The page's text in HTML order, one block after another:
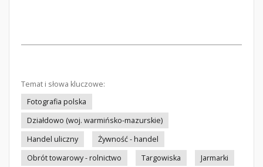
Temat i słowa kluczowe:
Fotografia polska
Działdowo (woj. warmińsko-mazurskie)
Handel uliczny
Żywność - handel
Obrót towarowy - rolnictwo
Targowiska
Jarmarki